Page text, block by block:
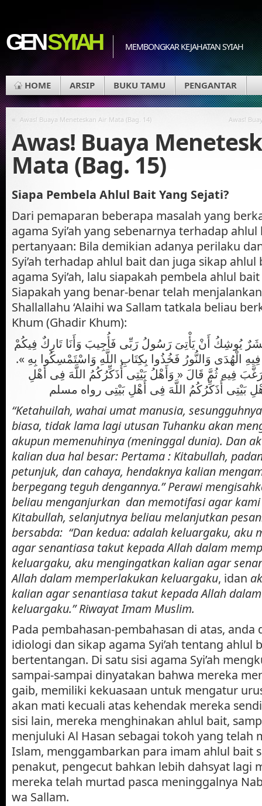
GENSYI'AH MEMBONGKAR KEJAHATAN SYIAH
HOME ARSIP BUKU TAMU PENGANTAR
« Awas! Buaya Meneteskan Air Mata (Bag. 14) Awas!
Awas! Buaya
Mata (Bag. 15)
Siapa Pembela Ahlul Bait Yang Sejati?
Dari pemaparan beberapa masalah yang
agama Syi’ah yang sebenarnya terhadap
pertanyaan: Bila demikian adanya perilaku
Syi’ah terhadap ahlul bait dan juga sikap
agama Syi’ah, lalu siapakah pembela ahlul
Siapakah yang benar-benar telah
Shallallahu ‘Alaihi wa Sallam tatkala beliau
Khum (Ghadir Khum):
بَشَرٌ يُوشِكُ أَنْ يَأْتِىَ رَسُولُ رَبِّى فَأُجِيبَ وَأَنَا تَارِكٌ فِيكُمْ
فِيهِ الْهُدَى وَالنُّورُ فَخُذُوا بِكِتَابِ اللَّهِ وَاسْتَمْسِكُوا بِهِ ».
فِيهِ ثُمَّ قَالَ « وَأَهْلُ بَيْتِى أُذَكِّرُكُمُ اللَّهَ فِى أَهْلِ
بَيْتِى أُذَكِّرُكُمُ اللَّهَ فِى أَهْلِ بَيْتِى رواه مسلم
“Ketahuilah, wahai umat manusia,
biasa, tidak lama lagi utusan Tuhanku akan
akupun memenuhinya (meninggal dunia). Dan
kalian dua hal besar: Pertama : Kitabullah,
petunjuk, dan cahaya, hendaknya kalian
berpegang teguh dengannya.” Perawi
beliau menganjurkan dan memotifasi agar
Kitabullah, selanjutnya beliau melanjutkan
bersabda: “Dan kedua: adalah keluargaku, aku
agar senantiasa takut kepada Allah dalam
keluargaku, aku mengingatkan kalian agar
Allah dalam memperlakukan keluargaku, idan
kalian agar senantiasa takut kepada Allah
keluargaku.” Riwayat Imam Muslim.
Pada pembahasan-pembahasan di atas,
idiologi dan sikap agama Syi’ah tentang ahlul
bertentangan. Di satu sisi agama Syi’ah
sampai-sampai dinyatakan bahwa mereka
gaib, memiliki kekuasaan untuk mengatur
akan mati kecuali atas kehendak mereka
sisi lain, mereka menghinakan ahlul bait,
menjuluki Al Hasan sebagai tokoh yang telah
Islam, menggambarkan para imam ahlul bait
penakut, pengecut bahkan lebih dahsyat lagi
mereka telah murtad pasca meninggalnya
wa Sallam.